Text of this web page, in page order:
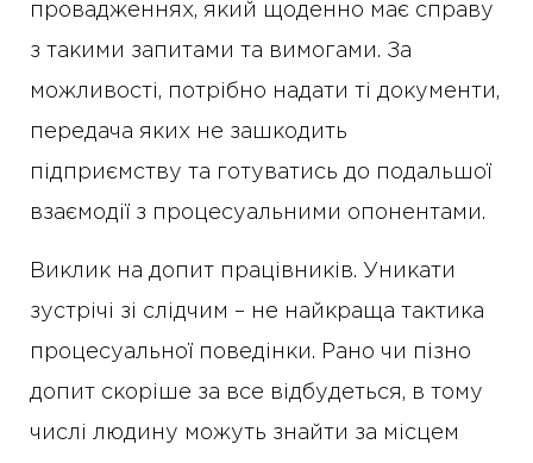
провадженнях, який щоденно має справу
з такими запитами та вимогами. За
можливості, потрібно надати ті документи,
передача яких не зашкодить
підприємству та готуватись до подальшої
взаємодії з процесуальними опонентами.
Виклик на допит працівників. Уникати
зустрічі зі слідчим – не найкраща тактика
процесуальної поведінки. Рано чи пізно
допит скоріше за все відбудеться, в тому
числі людину можуть знайти за місцем